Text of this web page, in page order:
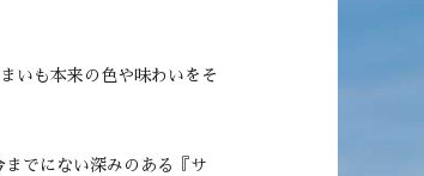
いも本来の色や味わいをそ
でにない深みのある『サ